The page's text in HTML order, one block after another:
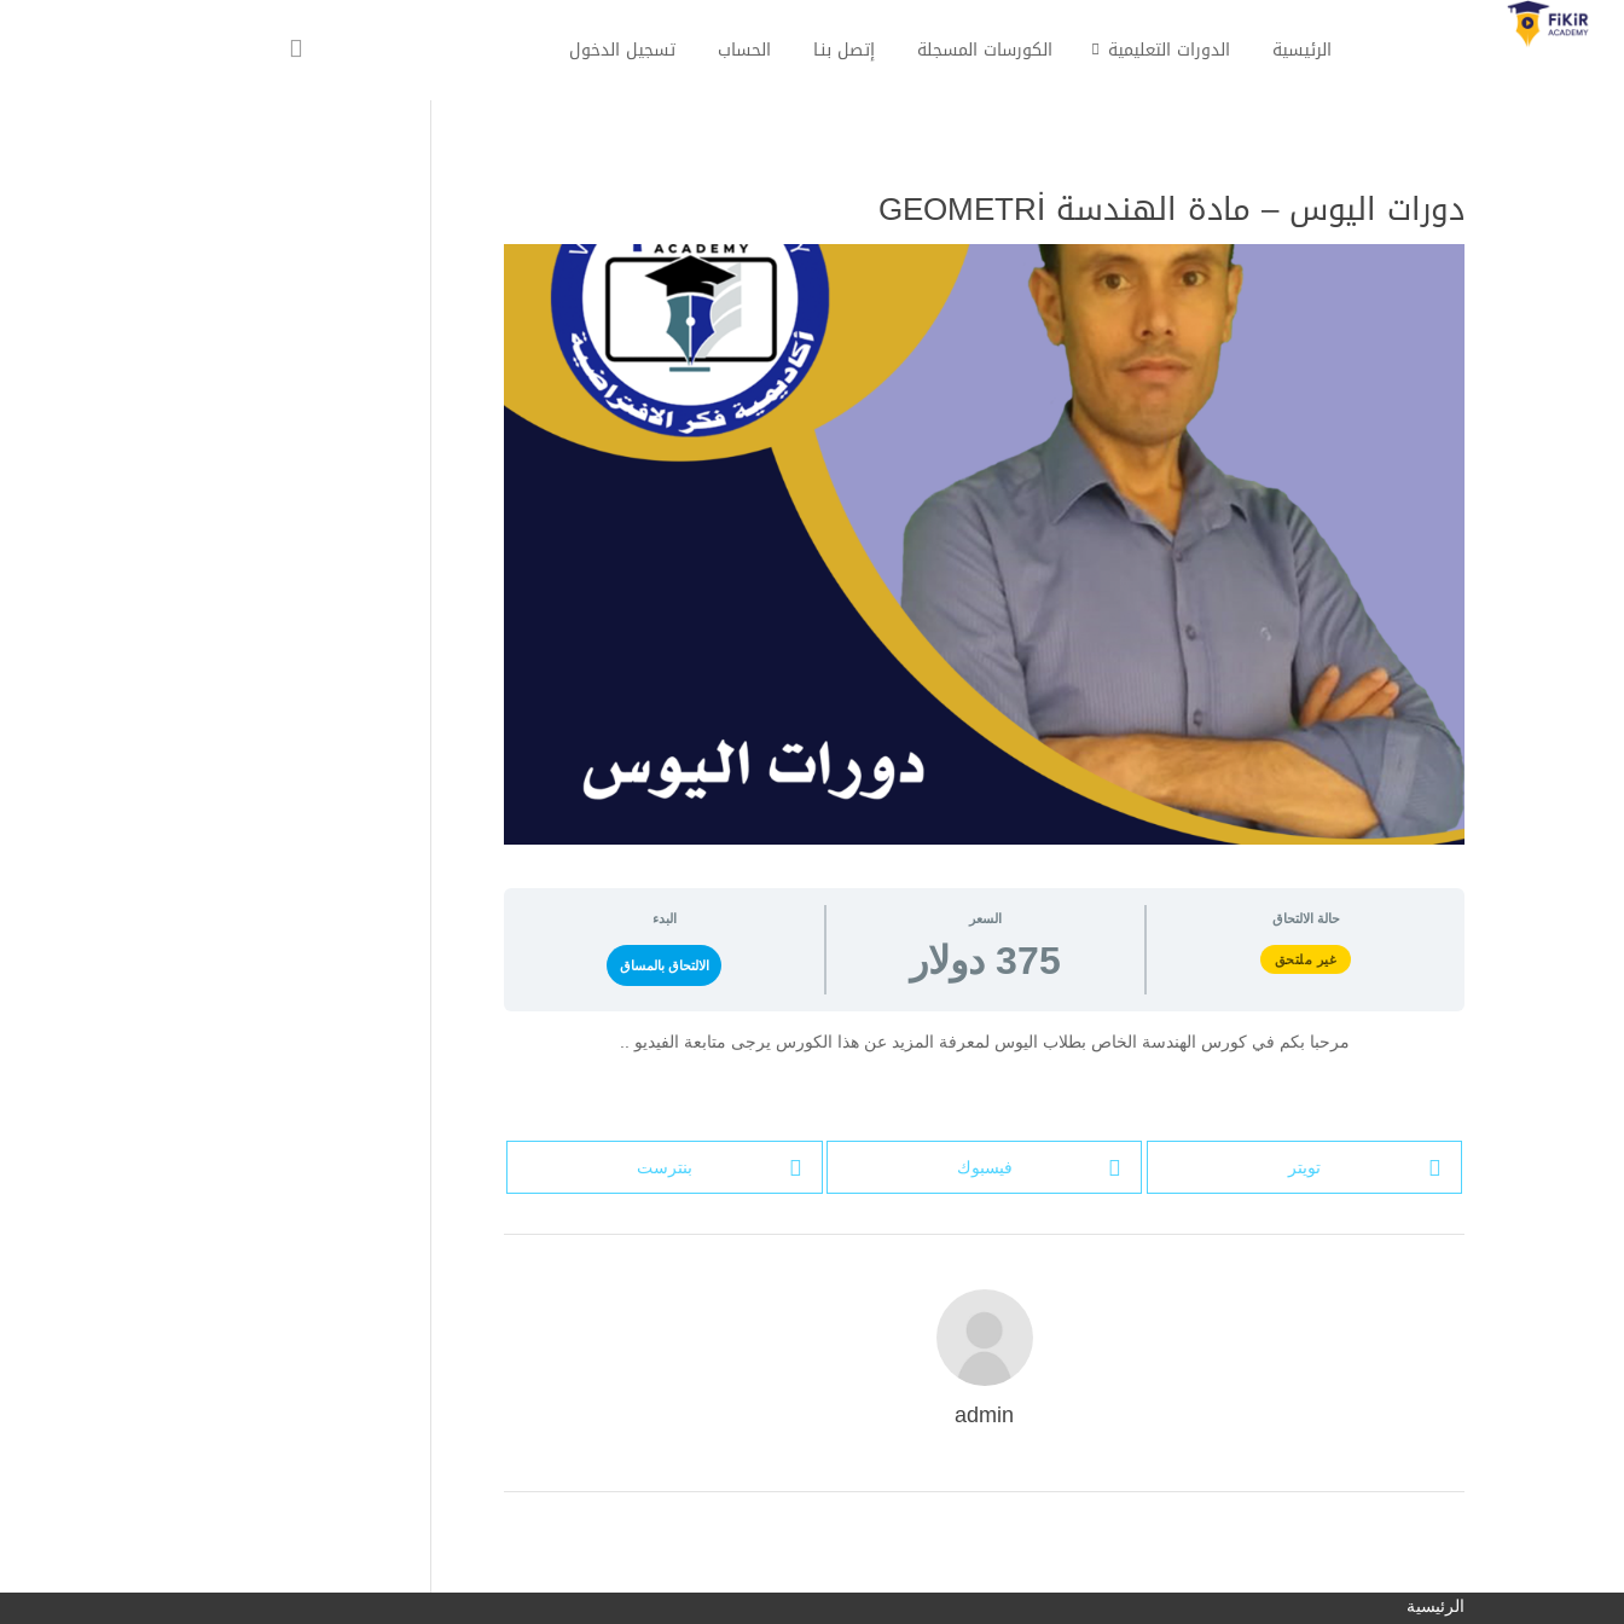
الرئيسية الدورات التعليمية الكورسات المسجلة إتصل بنـا الحساب تسجيل الدخول
دورات اليوس – مادة الهندسة GEOMETRİ
حالة الالتحاق
غير ملتحق
السعر
375 دولار
البدء
الالتحاق بالمساق
مرحبا بكم في كورس الهندسة الخاص بطلاب اليوس لمعرفة المزيد عن هذا الكورس يرجى متابعة الفيديو ..
تويتر فيسبوك بنترست
admin
الرئيسية